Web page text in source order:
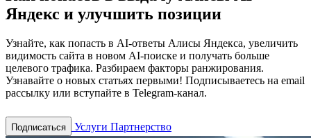
Яндекс и улучшить позиции
Узнайте, как попасть в AI-ответы Алисы Яндекса, увеличить
видимость сайта в новом AI-поиске и получать больше
целевого трафика. Разбираем факторы ранжирования.
Узнавайте о новых статьях первыми! Подписываетесь на email
рассылку или вступайте в Telegram-канал.
Подписаться Услуги Партнерство